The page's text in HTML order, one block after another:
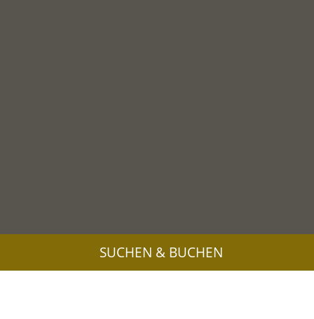
SUCHEN & BUCHEN